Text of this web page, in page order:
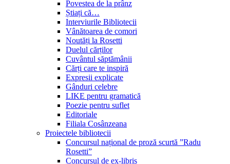
Povestea de la prânz
Știați că…
Interviurile Bibliotecii
Vânătoarea de comori
Noutăți la Rosetti
Duelul cărților
Cuvântul săptămânii
Cărți care te inspiră
Expresii explicate
Gânduri celebre
LIKE pentru gramatică
Poezie pentru suflet
Editoriale
Filiala Cosânzeana
Proiectele bibliotecii
Concursul național de proză scurtă ”Radu
Rosetti”
Concursul de ex-libris